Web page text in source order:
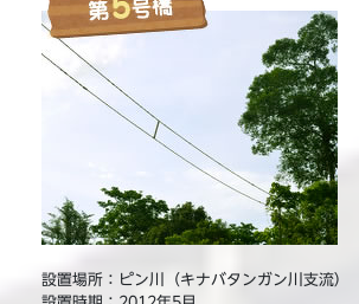
設置場所：ピン川（キナバタンガン川支流）